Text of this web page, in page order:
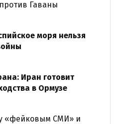
Гаваны
моря нельзя
Иран готовит
в Ормузе
«фейковым СМИ» и